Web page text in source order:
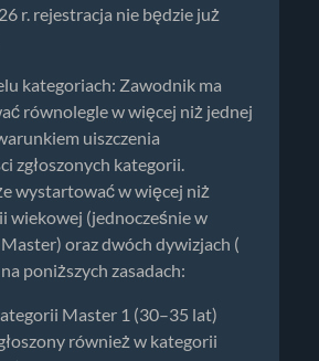
r. rejestracja nie będzie już
kategoriach: Zawodnik ma
równolegle w więcej niż jednej
uiszczenia
zgłoszonych kategorii.
wystartować w więcej niż
wiekowej (jednocześnie w
oraz dwóch dywizjach (
poniższych zasadach:
Master 1 (30–35 lat)
również w kategorii